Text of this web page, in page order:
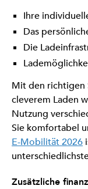
Ihre
Das
Die
Mit den richtigen
cleverem Laden
Nutzung
Sie komfortabel
E-Mobilität 2026
Zusätzliche